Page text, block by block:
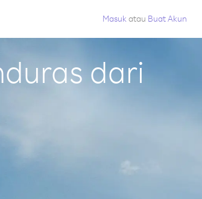
Masuk atau Buat Akun
dari